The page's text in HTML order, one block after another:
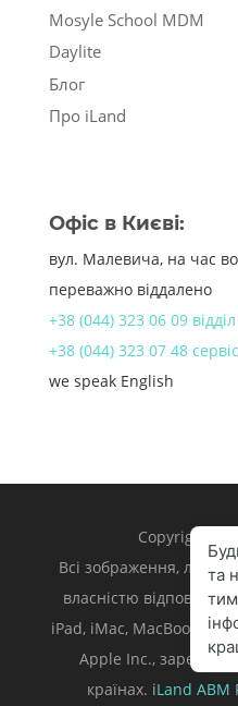
Mosyle School MDM
Daylite
Блог
Про iLand
Офіс в Києві:
вул. Малевича, на час
переважно віддалено
+38 (044) 323 06 09
+38 (044) 323 07 48
we speak English
Copyright
Всі зображення,
власністю
iPad, iMac, MacBook,
Apple Inc.,
країнах. iLand ABM